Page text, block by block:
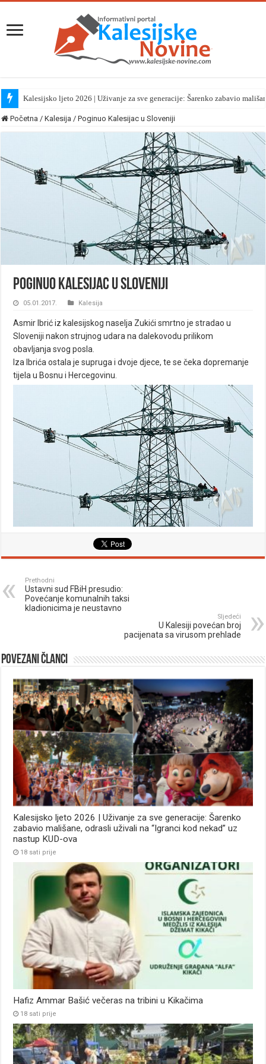
Kalesijsko ljeto 2026 | Uživanje za sve generacije: Šarenko zabavio
Početna / Kalesija / Poginuo Kalesijac u Sloveniji
Poginuo Kalesijac u Sloveniji
05.01.2017. Kalesija
Asmir Ibrić iz kalesijskog naselja Zukići smrtno je stradao u
Sloveniji nakon strujnog udara na dalekovodu prilikom
obavljanja svog posla.
Iza Ibrića ostala je supruga i dvoje djece, te se čeka dopremanje
tijela u Bosnu i Hercegovinu.
Prethodni
Ustavni sud FBiH presudio:
Povećanje komunalnih taksi
kladionicima je neustavno
Sljedeći
U Kalesiji povećan broj
pacijenata sa virusom prehlade
Povezani članci
Kalesijsko ljeto 2026 | Uživanje za sve generacije: Šarenko
zabavio mališane, odrasli uživali na “Igranci kod nekad” uz
nastup KUD-ova
18 sati prije
Hafiz Ammar Bašić večeras na tribini u Kikačima
18 sati prije